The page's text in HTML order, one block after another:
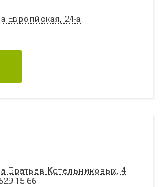
Европйская, 24-а
Братьев Котельниковых, 4
15-66